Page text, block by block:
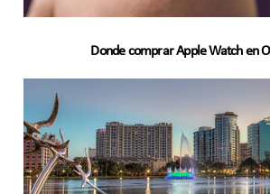
Donde comprar Apple Watch en